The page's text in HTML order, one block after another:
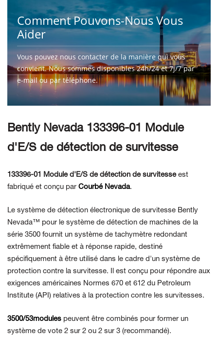
Comment Pouvons-Nous Vous
Aider
Vous pouvez nous contacter de la manière qui vous
convient. Nous sommes disponibles 24h/24 et 7j/7 par
e-mail ou par téléphone.
CONTACTEZ-NOUS
Bently Nevada 133396-01 Module
d'E/S de détection de survitesse
133396-01 Module d'E/S de détection de survitesse est
fabriqué et conçu par Courbé Nevada.
Le système de détection électronique de survitesse Bently
Nevada™ pour le système de détection de machines de la
série 3500 fournit un système de tachymètre redondant
extrêmement fiable et à réponse rapide, destiné
spécifiquement à être utilisé dans le cadre d'un système de
protection contre la survitesse. Il est conçu pour répondre aux
exigences américaines Normes 670 et 612 du Petroleum
Institute (API) relatives à la protection contre les survitesses.
3500/53modules peuvent être combinés pour former un
système de vote 2 sur 2 ou 2 sur 3 (recommandé).